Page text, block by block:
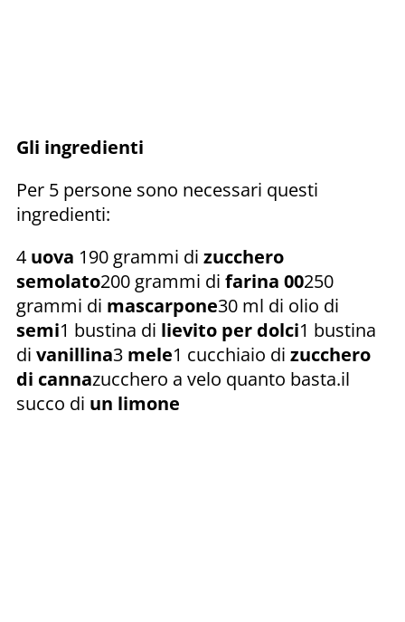
Gli ingredienti
Per 5 persone sono necessari questi
ingredienti:
4 uova 190 grammi di zucchero
semolato200 grammi di farina 00250
grammi di mascarpone30 ml di olio di
semi1 bustina di lievito per dolci1 bustina
di vanillina3 mele1 cucchiaio di zucchero
di cannazucchero a velo quanto basta.il
succo di un limone